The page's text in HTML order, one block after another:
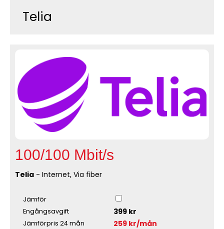
Telia
100/100 Mbit/s
Telia - Internet, Via fiber
Jämför
Engångsavgift
399 kr
Jämförpris 24 mån 259 kr/mån